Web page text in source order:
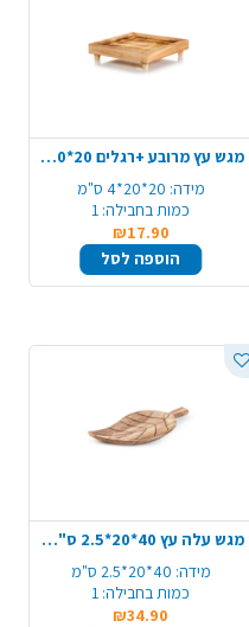
מגש עץ מרובע +רגלים 20*20*4 ס"מ - טבעי
מידה: 20*20*4 ס"מ
כמות בחבילה: 1
₪17.90
הוספה לסל
מגש עלה עץ 40*20*2.5 ס"מ- טבעי
מידה: 40*20*2.5 ס"מ
כמות בחבילה: 1
₪34.90